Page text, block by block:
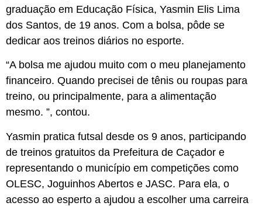
graduação em Educação Física, Yasmin Elis Lima
dos Santos, de 19 anos. Com a bolsa, pôde se
dedicar aos treinos diários no esporte.
“A bolsa me ajudou muito com o meu planejamento
financeiro. Quando precisei de tênis ou roupas para
treino, ou principalmente, para a alimentação
mesmo. ”, contou.
Yasmin pratica futsal desde os 9 anos, participando
de treinos gratuitos da Prefeitura de Caçador e
representando o município em competições como
OLESC, Joguinhos Abertos e JASC. Para ela, o
acesso ao esperto a ajudou a escolher uma carreira